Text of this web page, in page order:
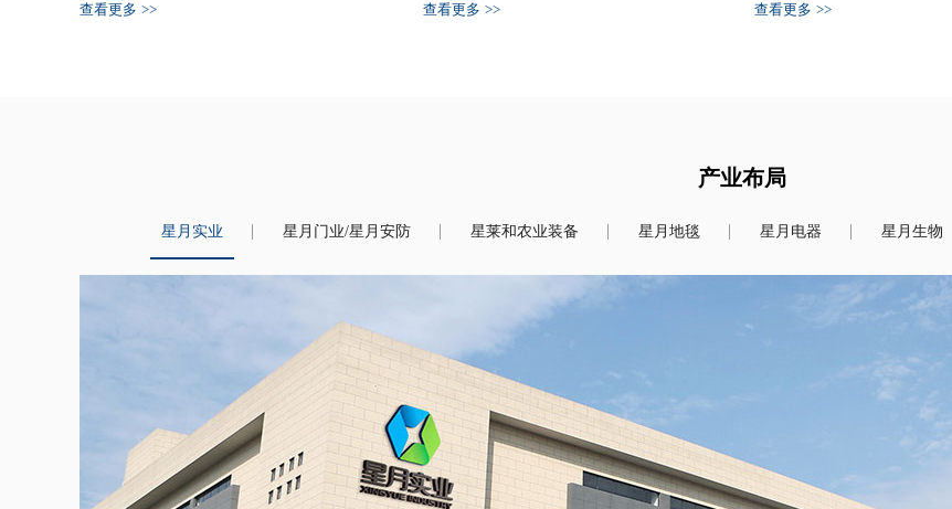
活动参与公司慈善捐赠活动凝聚巾帼心，勇立潮头行。星月实
查看更多 >> 查看更多 >> 查看更多 >>
产业布局
星月实业 星月门业/星月安防 星莱和农业装备 星月地毯 星月电器 星月生物